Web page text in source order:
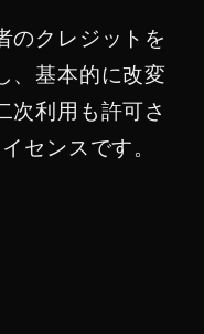
のクレジットを
、基本的に改変
次利用も許可さ
センスです。